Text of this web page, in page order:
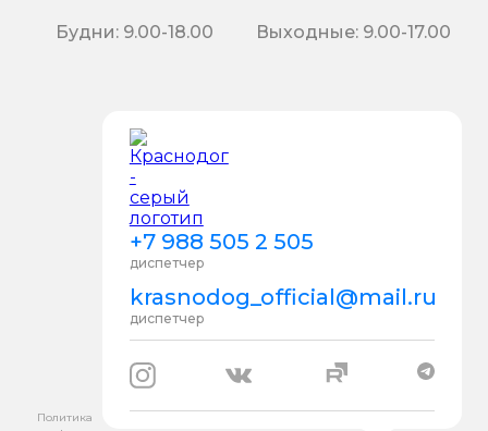
+7 988 505 2 505
диспетчер
krasnodog_official@mail.ru
диспетчер
Будни: 9.00-18.00 Выходные: 9.00-17.00
Политика